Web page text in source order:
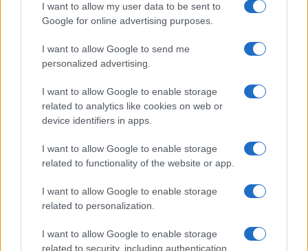
I want to allow my user data to be sent to
Google for online advertising purposes.
I want to allow Google to send me
personalized advertising.
I want to allow Google to enable storage
related to analytics like cookies on web or
device identifiers in apps.
I want to allow Google to enable storage
related to functionality of the website or app.
I want to allow Google to enable storage
related to personalization.
I want to allow Google to enable storage
related to security, including authentication
I nostri cari
Giovannimaria Cabras
Invia un Comunicato Stampa| Pubblicità Segnala